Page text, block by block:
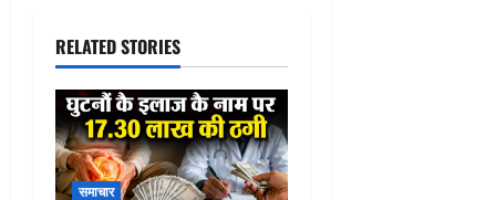
i
g
a
t
RELATED STORIES
समाचार